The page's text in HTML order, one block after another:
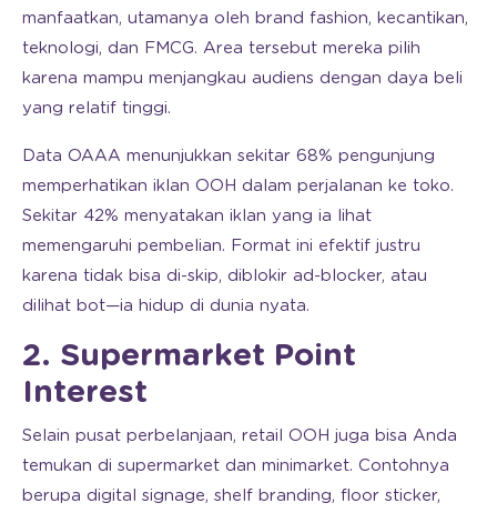
manfaatkan, utamanya oleh brand fashion, kecantikan,
teknologi, dan FMCG. Area tersebut mereka pilih
karena mampu menjangkau audiens dengan daya beli
yang relatif tinggi.
Data OAAA menunjukkan sekitar 68% pengunjung
memperhatikan iklan OOH dalam perjalanan ke toko.
Sekitar 42% menyatakan iklan yang ia lihat
memengaruhi pembelian. Format ini efektif justru
karena tidak bisa di-skip, diblokir ad-blocker, atau
dilihat bot—ia hidup di dunia nyata.
2. Supermarket Point
Interest
Selain pusat perbelanjaan, retail OOH juga bisa Anda
temukan di supermarket dan minimarket. Contohnya
berupa digital signage, shelf branding, floor sticker,